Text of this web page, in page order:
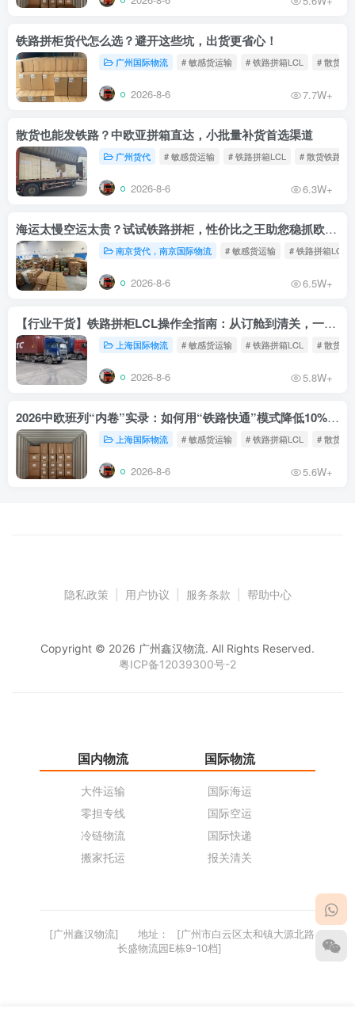
铁路拼柜货代怎么选？避开这些坑，出货更省心！
广州国际物流 # 敏感货运输 # 铁路拼箱LCL # 散货铁
2026-8-6 7.7W+
散货也能发铁路？中欧亚拼箱直达，小批量补货首选渠道
广州货代 # 敏感货运输 # 铁路拼箱LCL # 散货铁路
2026-8-6 6.3W+
海运太慢空运太贵？试试铁路拼柜，性价比之王助您稳抓欧洲市场
南京货代，南京国际物流 # 敏感货运输 # 铁路拼箱LCL
2026-8-6 6.5W+
【行业干货】铁路拼柜LCL操作全指南：从订舱到清关，一文读懂
上海国际物流 # 敏感货运输 # 铁路拼箱LCL # 散货铁
2026-8-6 5.8W+
2026中欧班列“内卷”实录：如何用“铁路快通”模式降低10%物流成本？
上海国际物流 # 敏感货运输 # 铁路拼箱LCL # 散货铁
2026-8-6 5.6W+
隐私政策 用户协议 服务条款 帮助中心
Copyright © 2026 广州鑫汉物流. All Rights Reserved.
粤ICP备12039300号-2
国内物流
大件运输
零担专线
冷链物流
搬家托运
国际物流
国际海运
国际空运
国际快递
报关清关
[广州鑫汉物流] 地址：
[广州市白云区太和镇大源北路
长盛物流园E栋9-10档]